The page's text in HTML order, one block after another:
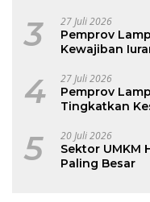
3 27 Juli 2026
Pemprov
Kewajiban
4 27 Juli 2026
Pemprov
Tingkatkan
5 20 Juli 2026
Sektor UMKM
Paling Besar